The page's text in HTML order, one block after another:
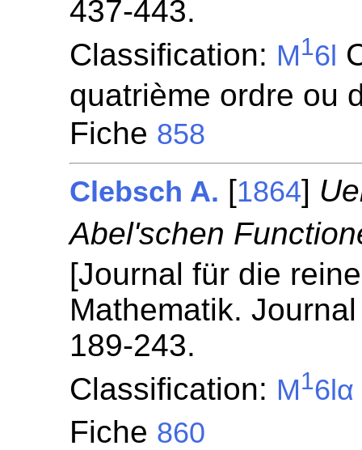
437-443.
Classification: M16l
quatrième ordre ou
Fiche 858
Clebsch A. [1864]
Abel'schen
[Journal für die
Mathematik.
189-243.
Classification: M16lα
Fiche 860